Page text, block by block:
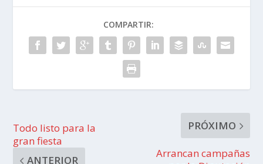
COMPARTIR:
Todo listo para la
gran fiesta
ANTERIOR
PRÓXIMO
Arrancan campañas